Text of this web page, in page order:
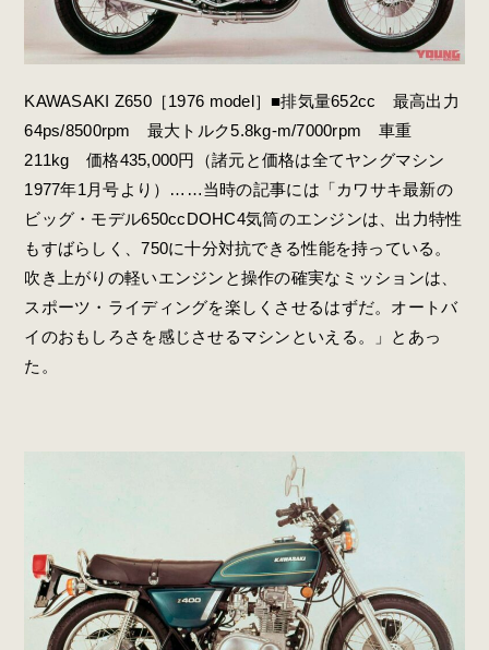
KAWASAKI Z650［1976 model］■排気量652cc 最高出力
64ps/8500rpm 最大トルク5.8kg-m/7000rpm 車重
211kg 価格435,000円（諸元と価格は全てヤングマシン
1977年1月号より）……当時の記事には「カワサキ最新の
ビッグ・モデル650ccDOHC4気筒のエンジンは、出力特性
もすばらしく、750に十分対抗できる性能を持っている。
吹き上がりの軽いエンジンと操作の確実なミッションは、
スポーツ・ライディングを楽しくさせるはずだ。オートバ
イのおもしろさを感じさせるマシンといえる。」とあっ
た。